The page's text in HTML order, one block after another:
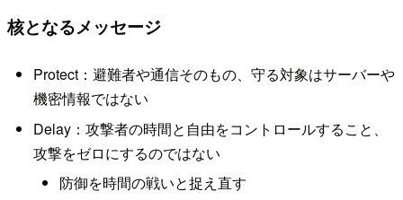
核となるメッセージ
Protect：避難者や通信そのもの、守る対象はサーバーや
機密情報ではない
Delay：攻撃者の時間と自由をコントロールすること、
攻撃をゼロにするのではない
防御を時間の戦いと捉え直す